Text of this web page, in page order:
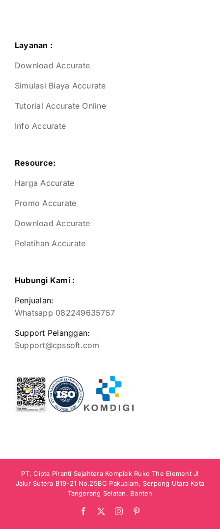
Layanan :
Download Accurate
Simulasi Biaya Accurate
Tutorial Accurate Online
Info Accurate
Resource:
Harga Accurate
Promo Accurate
Download Accurate
Pelatihan Accurate
Hubungi Kami :
Penjualan:
Whatsapp 082249635757
Support Pelanggan:
Support@cpssoft.com
PT. Cipta Piranti Sejahtera Komplek Ruko The Element Jl
Jalur Sutera B19-21 No.25BC Pakualam, Serpong Utara Kota
Tangerang Selatan, Banten
Facebook Instagram